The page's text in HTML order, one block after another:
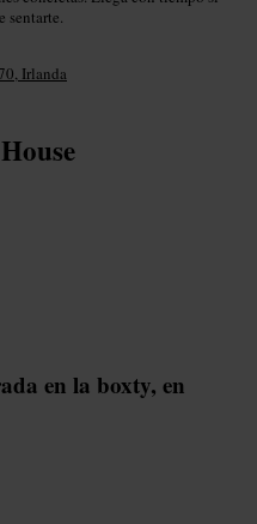
sentarte.
Irlanda
en la boxty, en